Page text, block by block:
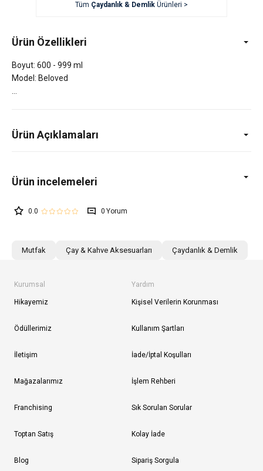
Tüm Çaydanlık & DemlikÜrünleri >
Ürün Özellikleri
Boyut: 600 - 999 ml
Model: Beloved
Ürün Açıklamaları
0.0 0
Mutfak Çay & Kahve Aksesuarları Çaydanlık & Demlik
Kurumsal
Hikayemiz
Ödüllerimiz
İletişim
Mağazalarımız
Franchising
Toptan Satış
Blog
Yardım
Kişisel Verilerin Korunması
Kullanım Şartları
İade/İptal Koşulları
İşlem Rehberi
Sık Sorulan Sorular
Kolay İade
Sipariş Sorgula